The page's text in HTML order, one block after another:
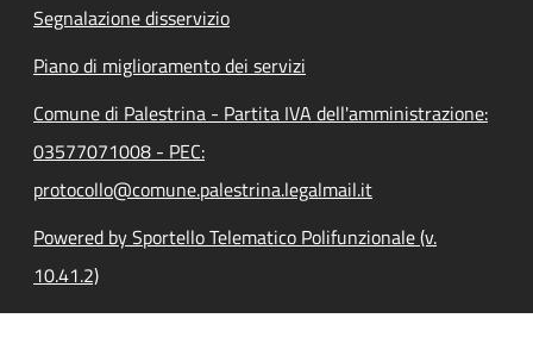
Segnalazione disservizio
Piano di miglioramento dei servizi
Comune di Palestrina - Partita IVA dell'amministrazione:
03577071008 - PEC:
protocollo@comune.palestrina.legalmail.it
Powered by Sportello Telematico Polifunzionale (v.
10.41.2)